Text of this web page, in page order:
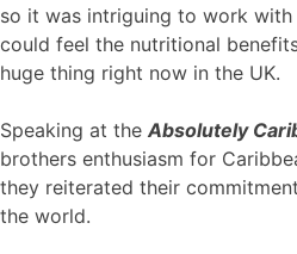
so it was intriguing to work with
could feel the nutritional
huge thing right now in the UK.
Speaking at the Absolutely
brothers enthusiasm for
they reiterated their
the world.